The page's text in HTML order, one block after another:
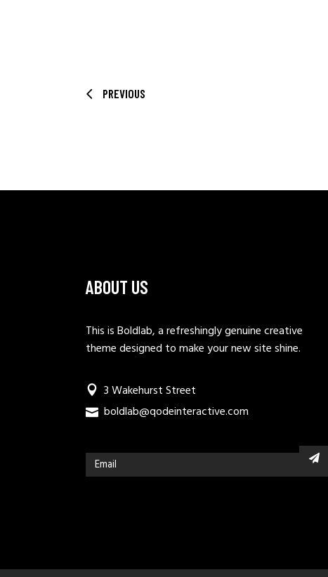
PREVIOUS
ABOUT US
This is Boldlab, a refreshingly genuine creative
theme designed to make your new site shine.
3 Wakehurst Street
boldlab@qodeinteractive.com